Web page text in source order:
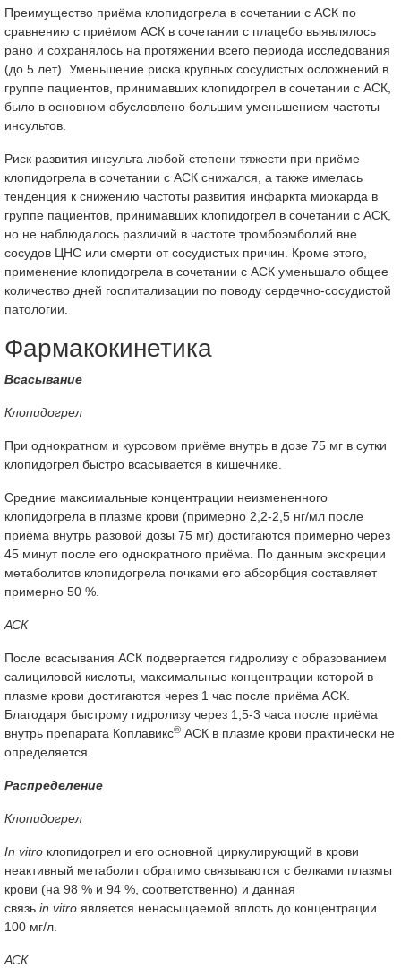
Преимущество приёма клопидогрела в сочетании с АСК по
сравнению с приёмом АСК в сочетании с плацебо выявлялось
рано и сохранялось на протяжении всего периода исследования
(до 5 лет). Уменьшение риска крупных сосудистых осложнений в
группе пациентов, принимавших клопидогрел в сочетании с АСК,
было в основном обусловлено большим уменьшением частоты
инсультов.
Риск развития инсульта любой степени тяжести при приёме
клопидогрела в сочетании с АСК снижался, а также имелась
тенденция к снижению частоты развития инфаркта миокарда в
группе пациентов, принимавших клопидогрел в сочетании с АСК,
но не наблюдалось различий в частоте тромбоэмболий вне
сосудов ЦНС или смерти от сосудистых причин. Кроме этого,
применение клопидогрела в сочетании с АСК уменьшало общее
количество дней госпитализации по поводу сердечно-сосудистой
патологии.
Фармакокинетика
Всасывание
Клопидогрел
При однократном и курсовом приёме внутрь в дозе 75 мг в сутки
клопидогрел быстро всасывается в кишечнике.
Средние максимальные концентрации неизмененного
клопидогрела в плазме крови (примерно 2,2-2,5 нг/мл после
приёма внутрь разовой дозы 75 мг) достигаются примерно через
45 минут после его однократного приёма. По данным экскреции
метаболитов клопидогрела почками его абсорбция составляет
примерно 50 %.
АСК
После всасывания АСК подвергается гидролизу с образованием
салициловой кислоты, максимальные концентрации которой в
плазме крови достигаются через 1 час после приёма АСК.
Благодаря быстрому гидролизу через 1,5-3 часа после приёма
внутрь препарата Коплавикс® АСК в плазме крови практически не
определяется.
Распределение
Клопидогрел
In vitro клопидогрел и его основной циркулирующий в крови
неактивный метаболит обратимо связываются с белками плазмы
крови (на 98 % и 94 %, соответственно) и данная
связь in vitro является ненасыщаемой вплоть до концентрации
100 мг/л.
АСК